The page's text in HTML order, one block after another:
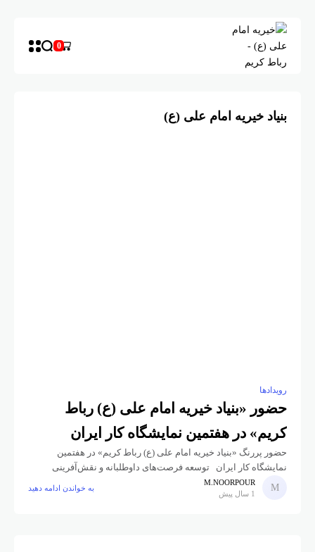
0
بنیاد خیریه امام علی (ع)
رویدادها
حضور «بنیاد خیریه امام علی (ع) رباط
کریم» در هفتمین نمایشگاه کار ایران
حضور پررنگ «بنیاد خیریه امام علی (ع) رباط کریم» در هفتمین
نمایشگاه کار ایران توسعه فرصت‌های داوطلبانه و نقش‌آفرینی
اجتماعی بنیاد خیریه امام علی (ع) رباط کریم، به‌عنوان یکی
M.NOORPOUR
1 سال پیش
به خواندن ادامه دهید